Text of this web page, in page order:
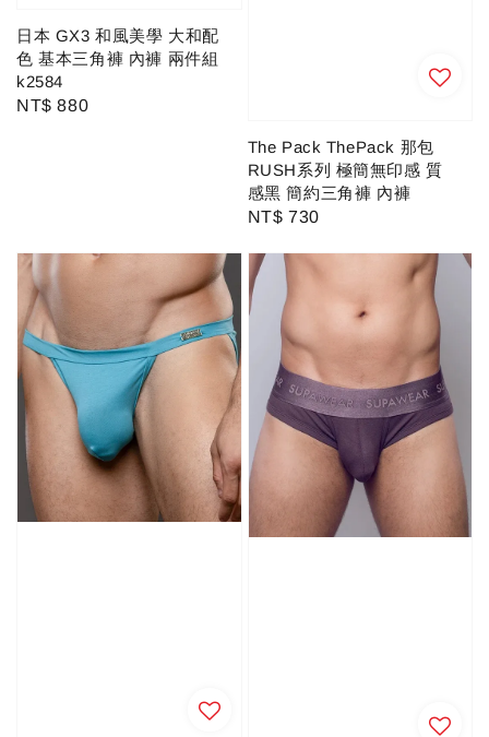
日本 GX3 和風美學 大和配
色 基本三角褲 內褲 兩件組
k2584
Regular
NT$ 880
The Pack ThePack 那包
RUSH系列 極簡無印感 質
感黑 簡約三角褲 內褲
Regular
NT$ 730